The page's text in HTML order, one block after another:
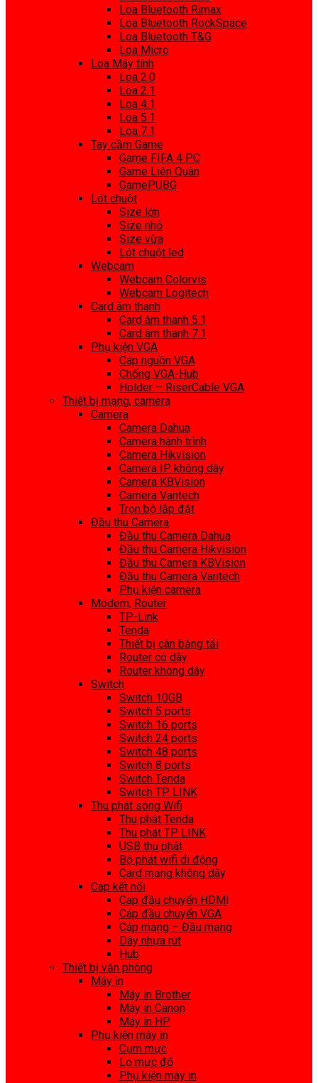
Loa Bluetooth Rimax
Loa Bluetooth RockSpace
Loa Bluetooth T&G
Loa Micro
Loa Máy tính
Loa 2.0
Loa 2.1
Loa 4.1
Loa 5.1
Loa 7.1
Tay cầm Game
Game FIFA 4 PC
Game Liên Quân
GamePUBG
Lót chuột
Size lớn
Size nhỏ
Size vừa
Lót chuột led
Webcam
Webcam Colorvis
Webcam Logitech
Card âm thanh
Card âm thanh 5.1
Card âm thanh 7.1
Phụ kiện VGA
Cáp nguồn VGA
Chống VGA-Hub
Holder – RiserCable VGA
Thiết bị mạng, camera
Camera
Camera Dahua
Camera hành trình
Camera Hikvision
Camera IP không dây
Camera KBVision
Camera Vantech
Trọn bộ lắp đặt
Đầu thu Camera
Đầu thu Camera Dahua
Đầu thu Camera Hikvision
Đầu thu Camera KBVision
Đầu thu Camera Vantech
Phụ kiện camera
Modem, Router
TP-Link
Tenda
Thiết bị cân bằng tải
Router có dây
Router không dây
Switch
Switch 10GB
Switch 5 ports
Switch 16 ports
Switch 24 ports
Switch 48 ports
Switch 8 ports
Switch Tenda
Switch TP LINK
Thu phát sóng Wifi
Thu phát Tenda
Thu phát TP LINK
USB thu phát
Bộ phát wifi di động
Card mạng không dây
Cap kết nối
Cap đầu chuyển HDMI
Cáp đầu chuyển VGA
Cáp mạng – Đầu mạng
Dây nhựa rút
Hub
Thiết bị văn phòng
Máy in
Máy in Brother
Máy in Canon
Máy in HP
Phụ kiện máy in
Cụm mực
Lọ mực đổ
Phụ kiện máy in